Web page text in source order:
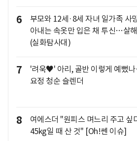
6
부모와 12세·8세 자녀 일가족 사
아내는 속옷만 입은 채 투신…살
(실화탐사대)
7
'려욱♥' 아리, 골반 이렇게 예뻤
요정 청순 슬렌더
8
여에스더 "원피스 며느리 주고
45kg일 때 산 것" [Oh!쎈 이슈]